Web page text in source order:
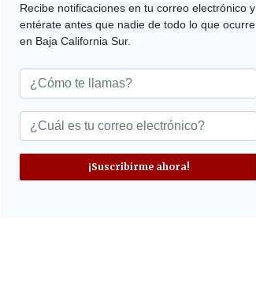
Recibe notificaciones en tu correo electrónico y
entérate antes que nadie de todo lo que ocurre
en Baja California Sur.
¡Suscribirme ahora!